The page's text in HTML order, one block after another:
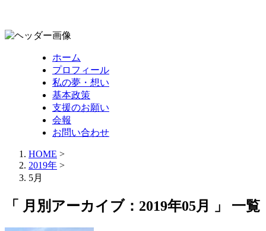
ホーム
プロフィール
私の夢・想い
基本政策
支援のお願い
会報
お問い合わせ
HOME >
2019年 >
5月
「 月別アーカイブ：2019年05月 」 一覧